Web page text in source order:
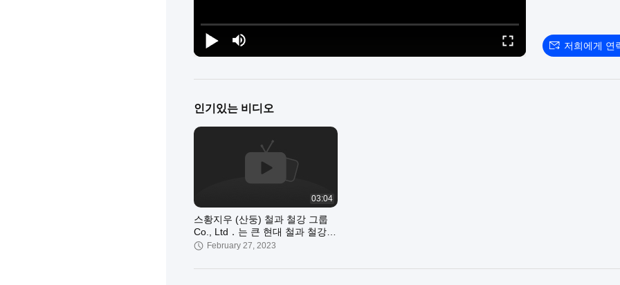
저희에게 연
인기있는 비디오
03:04
스황지우 (산둥) 철과 철강 그룹
Co., Ltd．는 큰 현대 철과 철강
기업입니다.
February 27, 2023